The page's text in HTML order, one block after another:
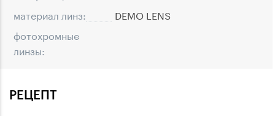
материал линз:
DEMO LENS
фотохромные
линзы:
РЕЦЕПТ